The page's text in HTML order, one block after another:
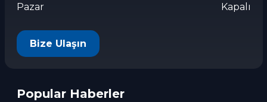
Pazar Kapalı
Bize Ulaşın
Popular Haberler